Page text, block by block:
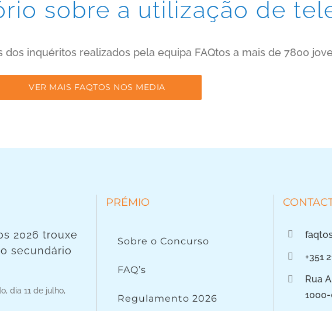
sobre a utilização de
inquéritos realizados pela equipa FAQtos a mais de 7800
VER MAIS FAQTOS NOS MEDIA
2026 trouxe
secundário
dia 11 de julho,
PRÉMIO
Sobre o Concurso
FAQ’s
Regulamento 2026
+351
Rua